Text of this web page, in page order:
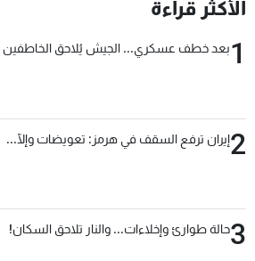
الأكثر قراءة
1بعد خطف عسكري... الجيش يُلاحق الخاطفين
2إيران ترفع السقف في هرمز: تعويضات وإلّا...
3حالة طوارئ وإخلاءات... والنار تلاحق السكان!
الإنـتـاج
سياسة